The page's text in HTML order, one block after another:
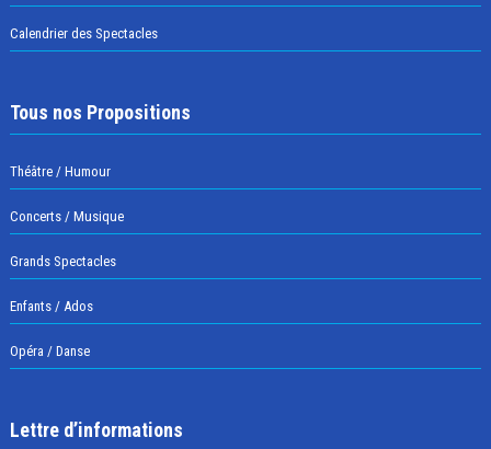
Calendrier des Spectacles
Tous nos Propositions
Théâtre / Humour
Concerts / Musique
Grands Spectacles
Enfants / Ados
Opéra / Danse
Lettre d’informations